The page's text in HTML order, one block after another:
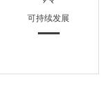
可持续发展